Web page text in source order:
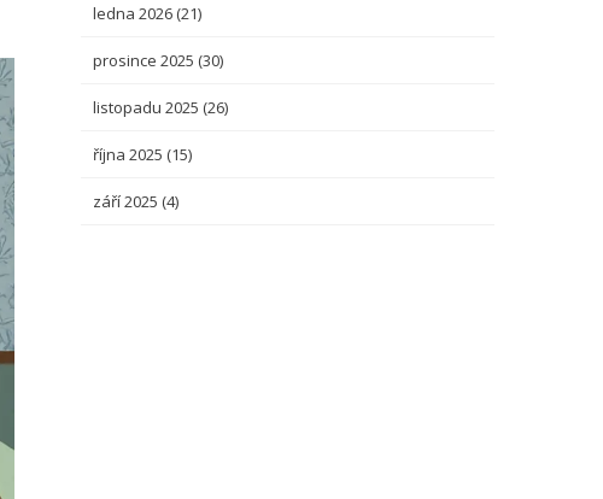
ledna 2026 (21)
prosince 2025 (30)
listopadu 2025 (26)
října 2025 (15)
září 2025 (4)